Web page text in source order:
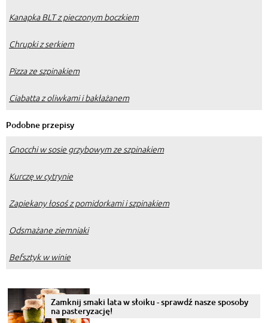
Kanapka BLT z pieczonym boczkiem
Chrupki z serkiem
Pizza ze szpinakiem
Ciabatta z oliwkami i bakłażanem
Podobne przepisy
Gnocchi w sosie grzybowym ze szpinakiem
Kurczę w cytrynie
Zapiekany łosoś z pomidorkami i szpinakiem
Odsmażane ziemniaki
Befsztyk w winie
Zamknij smaki lata w słoiku - sprawdź nasze sposoby
na pasteryzację!